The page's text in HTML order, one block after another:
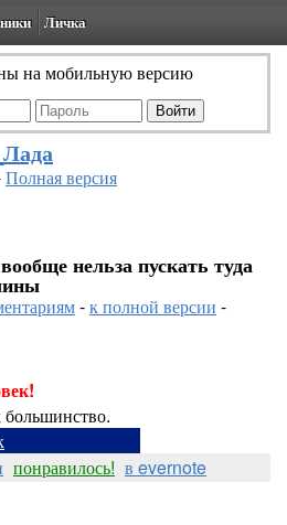
Личка
на мобильную версию
Полная версия
нельза пускать туда
-к полной версии -
понравилось! в evernote